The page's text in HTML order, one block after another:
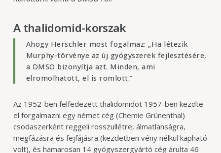
A thalidomid-korszak
Ahogy Herschler most fogalmaz: „Ha létezik
Murphy-törvénye az új gyógyszerek fejlesztésére,
a DMSO bizonyítja azt. Minden, ami
elromolhatott, el is romlott.”
Az 1952-ben felfedezett thalidomidot 1957-ben kezdte
el forgalmazni egy német cég (Chemie Grünenthal)
csodaszerként reggeli rosszullétre, álmatlanságra,
megfázásra és fejfájásra (kezdetben vény nélkül kapható
volt), és hamarosan 14 gyógyszergyártó cég árulta 46